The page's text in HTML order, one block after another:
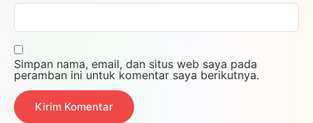
Simpan nama, email, dan situs web saya pada
peramban ini untuk komentar saya berikutnya.